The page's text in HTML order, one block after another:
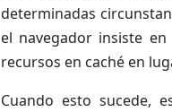
determinadas
el navegador insiste
recursos en caché en
Cuando esto sucede,